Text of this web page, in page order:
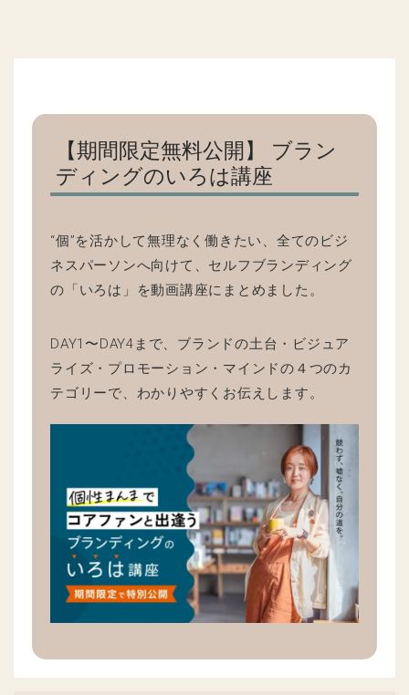
【期間限定無料公開】 ブラン
ディングのいろは講座
“個”を活かして無理なく働きたい、全てのビジ
ネスパーソンへ向けて、セルフブランディング
の「いろは」を動画講座にまとめました。
DAY1〜DAY4まで、ブランドの土台・ビジュア
ライズ・プロモーション・マインドの４つのカ
テゴリーで、わかりやすくお伝えします。